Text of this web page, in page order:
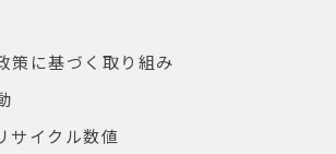
策に基づく取り組み
サイクル数値